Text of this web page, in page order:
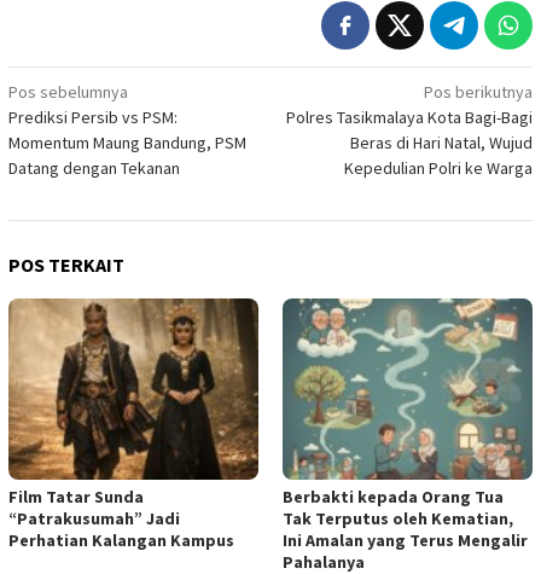
Navigasi
pos
Pos sebelumnya
Prediksi Persib vs PSM:
Momentum Maung Bandung, PSM
Datang dengan Tekanan
Pos berikutnya
Polres Tasikmalaya Kota Bagi-Bagi
Beras di Hari Natal, Wujud
Kepedulian Polri ke Warga
POS TERKAIT
Film Tatar Sunda
“Patrakusumah” Jadi
Perhatian Kalangan Kampus
Berbakti kepada Orang Tua
Tak Terputus oleh Kematian,
Ini Amalan yang Terus Mengalir
Pahalanya